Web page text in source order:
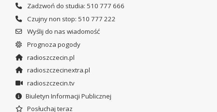
Zadzwoń do studia: 510 777 666
Czujny non stop: 510 777 222
Wyślij do nas wiadomość
Prognoza pogody
radioszczecin.pl
radioszczecinextra.pl
radioszczecin.tv
Biuletyn Informacji Publicznej
Posłuchaj teraz